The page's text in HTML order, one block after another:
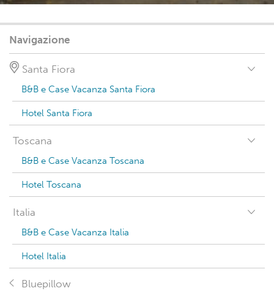
Navigazione
Santa Fiora
B&B e Case Vacanza Santa Fiora
Hotel Santa Fiora
Toscana
B&B e Case Vacanza Toscana
Hotel Toscana
Italia
B&B e Case Vacanza Italia
Hotel Italia
Bluepillow